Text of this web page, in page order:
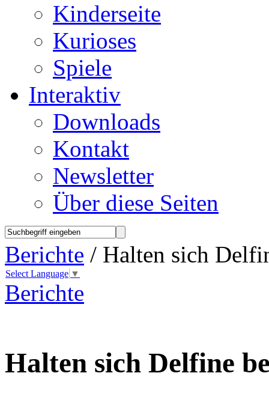
Kinderseite
Kurioses
Spiele
Interaktiv
Downloads
Kontakt
Newsletter
Über diese Seiten
Berichte / Halten sich
Select Language ▼
Berichte
Halten sich Delfine